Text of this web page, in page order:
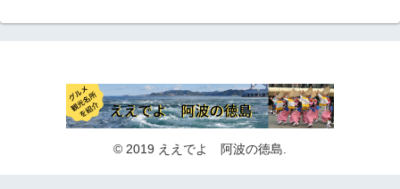
© 2019 ええでよ 阿波の徳島.